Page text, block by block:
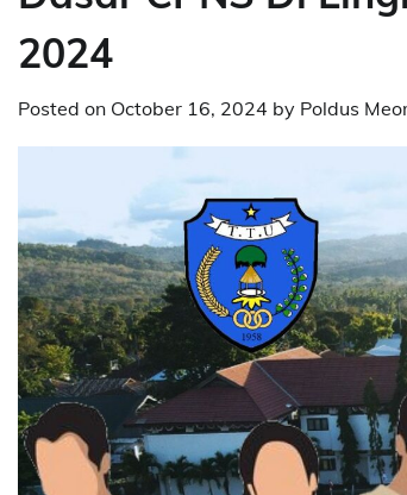
2024
Posted on October 16, 2024 by Poldus